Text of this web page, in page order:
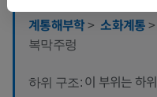
계통해부학> 소화계통>
복막주렁
하위 구조: 이 부위는 하